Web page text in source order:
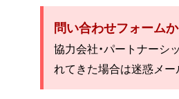
問い合わせフォーム
協力会社・パートナーシ
れてきた場合は迷惑メー